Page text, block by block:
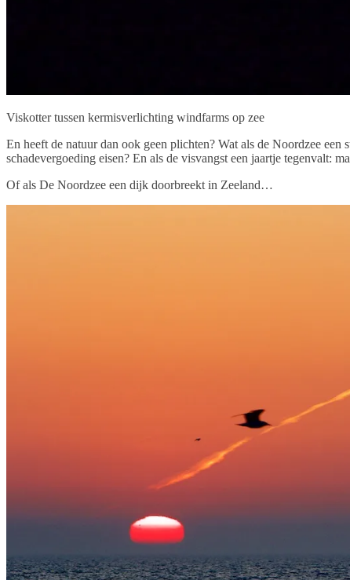
Viskotter tussen kermisverlichting windfarms op zee
En heeft de natuur dan ook geen plichten? Wat als de Noordzee
schadevergoeding eisen? En als de visvangst een jaartje tegenvalt:
Of als De Noordzee een dijk doorbreekt in Zeeland…